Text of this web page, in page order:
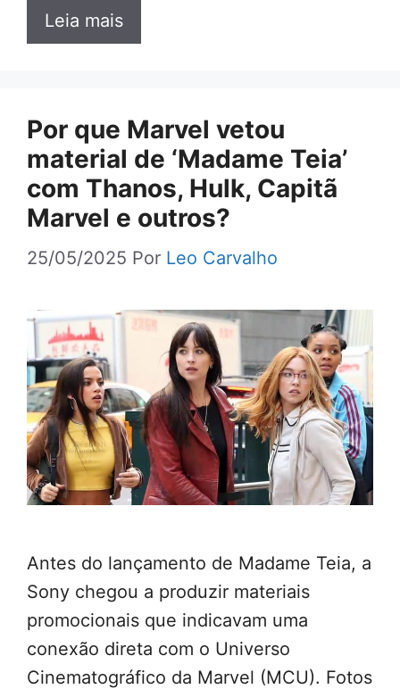
Leia mais
Por que Marvel vetou
material de ‘Madame Teia’
com Thanos, Hulk, Capitã
Marvel e outros?
25/05/2025 Por Leo Carvalho
Antes do lançamento de Madame Teia, a
Sony chegou a produzir materiais
promocionais que indicavam uma
conexão direta com o Universo
Cinematográfico da Marvel (MCU). Fotos